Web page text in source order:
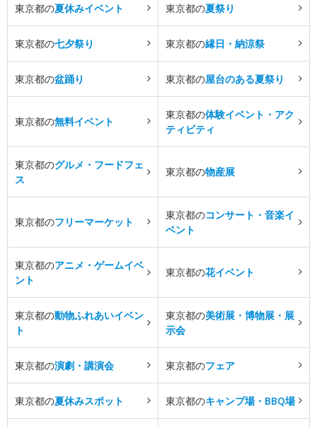
東京都の夏休みイベント 東京都の夏祭り
東京都の七夕祭り 東京都の縁日・納涼祭
東京都の盆踊り 東京都の屋台のある夏祭り
東京都の無料イベント
東京都の体験イベント・アク
ティビティ
東京都のグルメ・フードフェ
ス
東京都の物産展
東京都のフリーマーケット
東京都のコンサート・音楽イ
ベント
東京都のアニメ・ゲームイベ
ント
東京都の花イベント
東京都の動物ふれあいイベン
ト
東京都の美術展・博物展・展
示会
東京都の演劇・講演会 東京都のフェア
東京都の夏休みスポット 東京都のキャンプ場・BBQ場